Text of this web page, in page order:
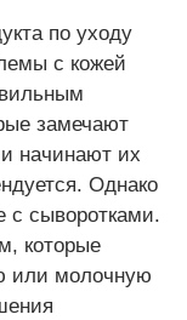
по уходу
с кожей
замечают
начинают их
Однако
с сыворотками.
которые
или молочную